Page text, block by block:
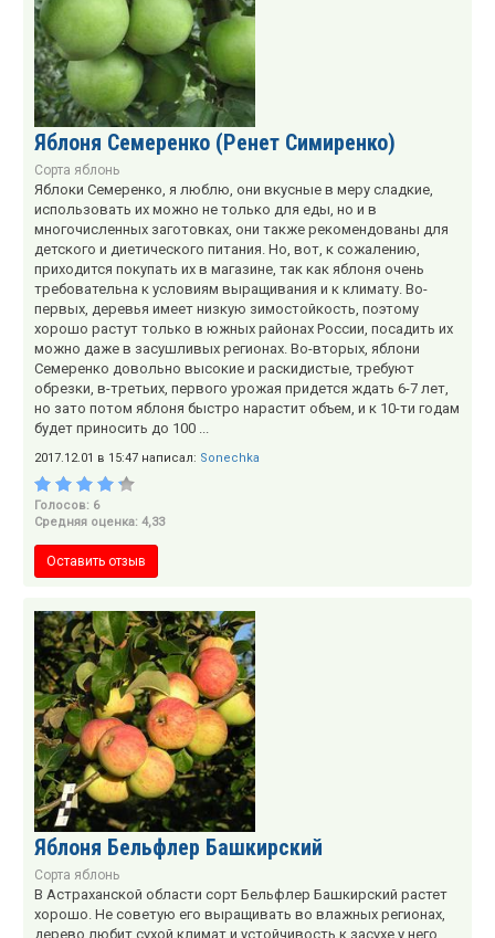
Яблоня Семеренко (Ренет Симиренко)
Сорта яблонь
Яблоки Семеренко, я люблю, они вкусные в меру сладкие,
использовать их можно не только для еды, но и в
многочисленных заготовках, они также рекомендованы для
детского и диетического питания. Но, вот, к сожалению,
приходится покупать их в магазине, так как яблоня очень
требовательна к условиям выращивания и к климату. Во-
первых, деревья имеет низкую зимостойкость, поэтому
хорошо растут только в южных районах России, посадить их
можно даже в засушливых регионах. Во-вторых, яблони
Семеренко довольно высокие и раскидистые, требуют
обрезки, в-третьих, первого урожая придется ждать 6-7 лет,
но зато потом яблоня быстро нарастит объем, и к 10-ти годам
будет приносить до 100 ...
2017.12.01 в 15:47 написал: Sonechka
Голосов: 6
Средняя оценка: 4,33
Оставить отзыв
Яблоня Бельфлер Башкирский
Сорта яблонь
В Астраханской области сорт Бельфлер Башкирский растет
хорошо. Не советую его выращивать во влажных регионах,
дерево любит сухой климат и устойчивость к засухе у него